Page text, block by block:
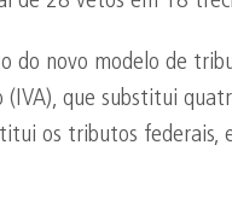
novo modelo de
que substitui
os tributos federais,